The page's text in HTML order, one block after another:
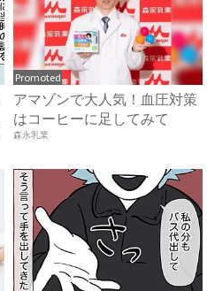
Promoted
アマゾンで大人気！血圧対策
はコーヒーに足してみて
森永乳業